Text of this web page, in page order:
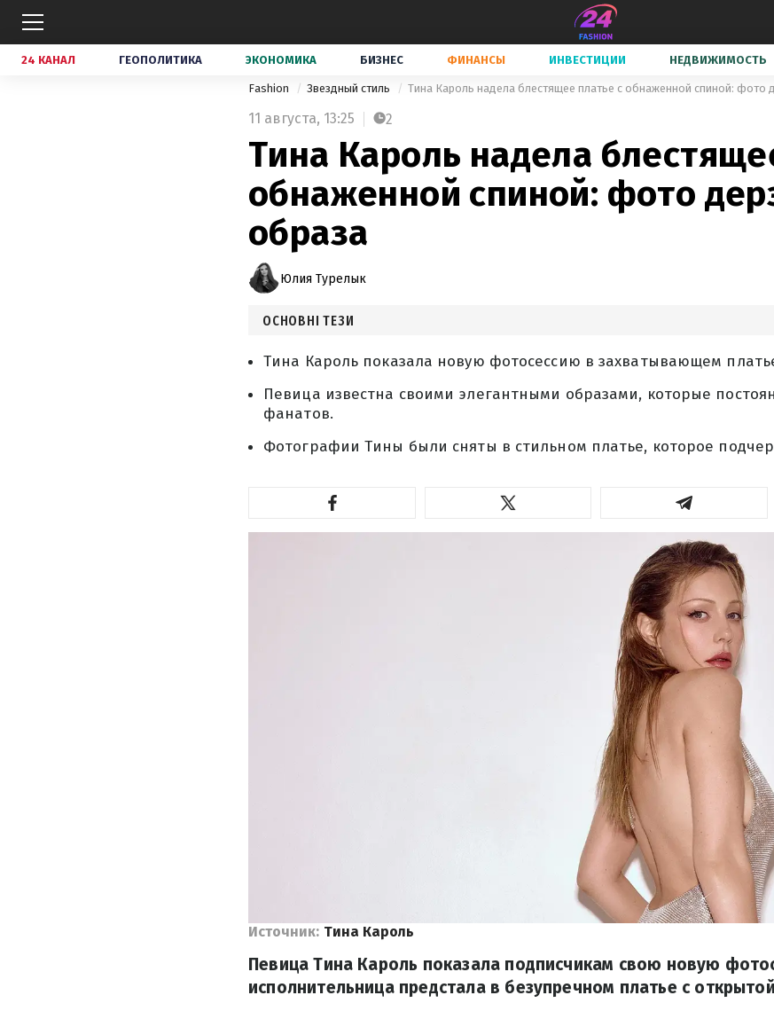
24 КАНАЛ ГЕОПОЛИТИКА ЭКОНОМИКА БИЗНЕС ФИНАНСЫ ИНВЕСТИЦИИ НЕДВИЖИМОСТЬ
Fashion Звездный стиль Тина Кароль надела блестящее платье с обнаженной спиной: фото
11 августа, 13:25 2
Тина Кароль надела
обнаженной спиной: фото
образа
Юлия Турелык
ОСНОВНІ ТЕЗИ
Тина Кароль показала новую фотосессию в захватывающем
Певица известна своими элегантными образами, которые
фанатов.
Фотографии Тины были сняты в стильном платье, которое
Источник: Тина Кароль
Певица Тина Кароль показала подписчикам свою новую
исполнительница предстала в безупречном платье с